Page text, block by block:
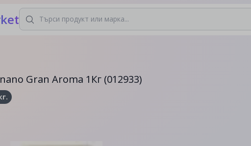
Gran Aroma 1Кг (012933)